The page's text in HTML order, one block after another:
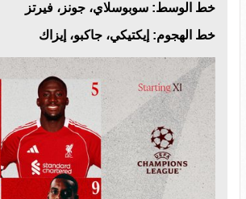
خط الوسط: سوبوسلاي، جونز، فيرتز
خط الهجوم: إيكتيكي، جاكبو، إيزاك